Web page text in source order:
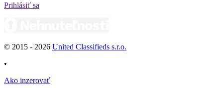
Prihlásiť sa
© 2015 - 2026 United Classifieds s.r.o.
•
Ako inzerovať